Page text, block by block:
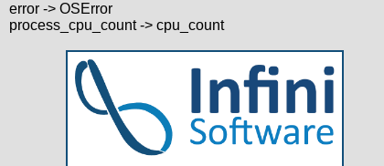
error -> OSError
process_cpu_count -> cpu_count